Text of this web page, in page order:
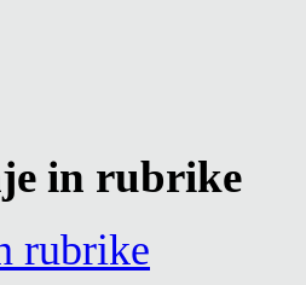
in rubrike
rubrike